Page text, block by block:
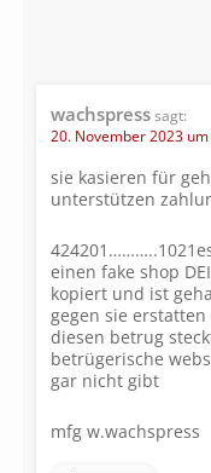
wachspresssagt:
20. November 2023
sie kasieren für
unterstützen
einen fake shop
kopiert und ist
gegen sie
diesen betrug
betrügerische
gar nicht gibt
mfg w.wachspress